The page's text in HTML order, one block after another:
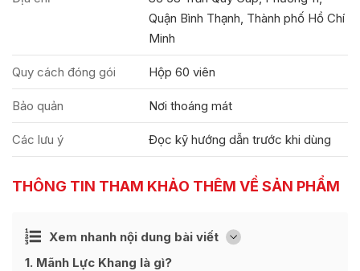
Quận Bình Thạnh, Thành phố Hồ Chí
Minh
Quy cách đóng gói Hộp 60 viên
Bảo quản Nơi thoáng mát
Các lưu ý Đọc kỹ hướng dẫn trước khi dùng
THÔNG TIN THAM KHẢO THÊM VỀ SẢN PHẨM
Xem nhanh nội dung bài viết [
Ẩn
1 Mãnh Lực Khang là gì?